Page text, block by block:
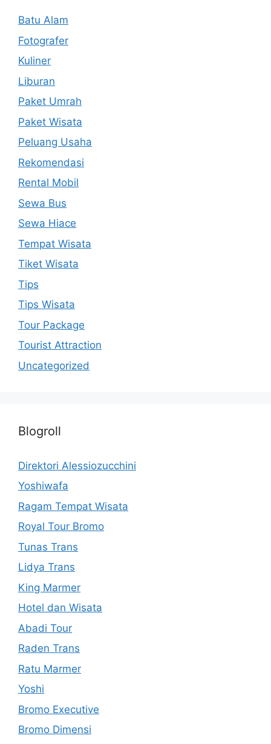
Batu Alam
Fotografer
Kuliner
Liburan
Paket Umrah
Paket Wisata
Peluang Usaha
Rekomendasi
Rental Mobil
Sewa Bus
Sewa Hiace
Tempat Wisata
Tiket Wisata
Tips
Tips Wisata
Tour Package
Tourist Attraction
Uncategorized
Blogroll
Direktori Alessiozucchini
Yoshiwafa
Ragam Tempat Wisata
Royal Tour Bromo
Tunas Trans
Lidya Trans
King Marmer
Hotel dan Wisata
Abadi Tour
Raden Trans
Ratu Marmer
Yoshi
Bromo Executive
Bromo Dimensi